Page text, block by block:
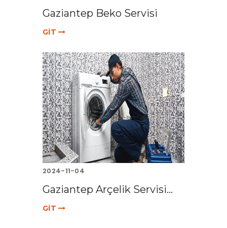
Gaziantep Beko Servisi
GİT
2024-11-04
Gaziantep Arçelik Servisi...
GİT